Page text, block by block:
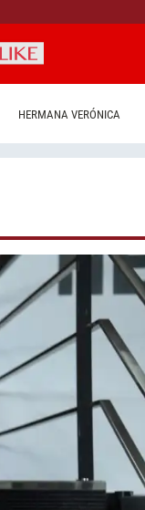
HERMANA VERÓNICA